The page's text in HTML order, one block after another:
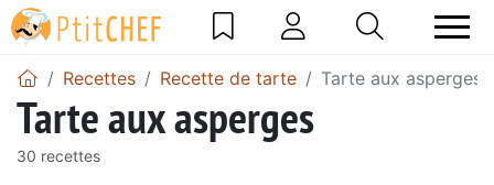
Recettes Recette de tarte Tarte aux asperges
Tarte aux asperges
30 recettes